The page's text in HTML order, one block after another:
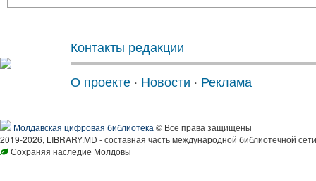
Контакты редакции
О проекте · Новости · Реклама
Молдавская цифровая библиотека © Все права защищены
2019-2026, LIBRARY.MD - составная часть международной библиотечной
Сохраняя наследие Молдовы